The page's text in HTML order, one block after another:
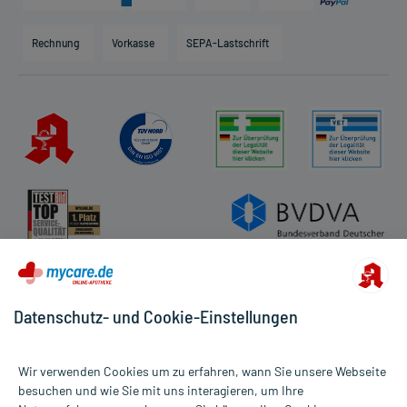
Direktabrechnung PKV
Impressum
Datenschutz
Cookie-Einstellungen
Rückgabe/Widerruf
Rechnung Vorkasse SEPA-Lastschrift
Datenschutz- und Cookie-Einstellungen
Wir verwenden Cookies um zu erfahren, wann Sie unsere Webseite
besuchen und wie Sie mit uns interagieren, um Ihre